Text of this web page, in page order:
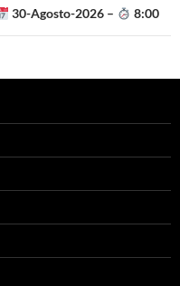
30-Agosto-2026 – 8:00